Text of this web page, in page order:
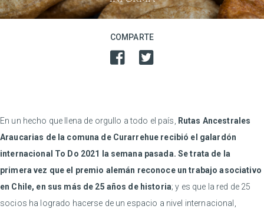
COMPARTE
En un hecho que llena de orgullo a todo el país,
Rutas Ancestrales
Araucarias de la comuna de Curarrehue recibió el galardón
internacional To Do 2021 la semana pasada. Se trata de la
primera vez que el premio alemán reconoce un trabajo asociativo
en Chile, en sus más de 25 años de historia; y es que la red de 25
socios ha logrado hacerse de un espacio a nivel internacional,